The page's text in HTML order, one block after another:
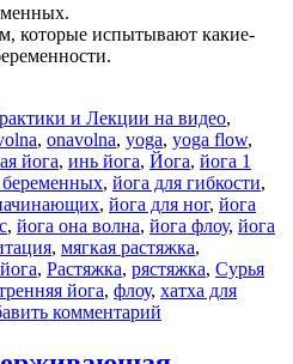
которые испытывают какие-
и Лекции на видео,
, onavolna, yoga, yoga flow,
йога, инь йога, Йога, йога 1
беременных, йога для гибкости,
, йога для ног, йога
, йога она волна, йога флоу, йога
, мягкая растяжка,
, Растяжка, рястяжка, Сурья
йога, флоу, хатха для
комментарий